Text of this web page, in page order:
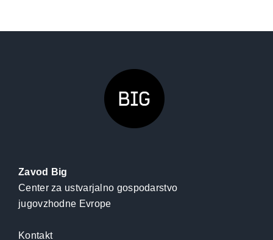
Zavod Big
Center za ustvarjalno gospodarstvo
jugovzhodne Evrope
Kontakt